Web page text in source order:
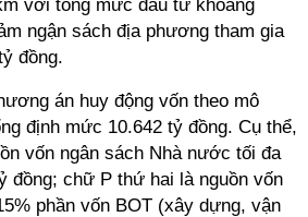
với tổng mức đầu tư khoảng
ngận sách địa phương tham gia
đồng.
án huy động vốn theo mô
định mức 10.642 tỷ đồng. Cụ thể,
vốn ngân sách Nhà nước tối đa
đồng; chữ P thứ hai là nguồn vốn
phần vốn BOT (xây dựng, vận